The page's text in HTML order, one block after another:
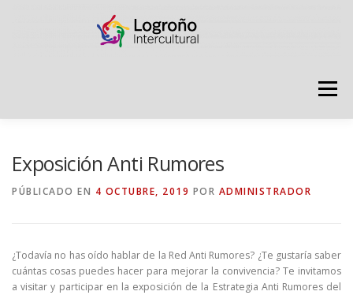
Menú
GRADÚATE EN CONVIVENCIA CAMPAÑAS
Exposición Anti Rumores
PÚBLICADO EN 4 OCTUBRE, 2019 POR ADMINISTRADOR
¿Todavía no has oído hablar de la Red Anti Rumores? ¿Te gustaría saber
cuántas cosas puedes hacer para mejorar la convivencia? Te invitamos
a visitar y participar en la exposición de la Estrategia Anti Rumores del